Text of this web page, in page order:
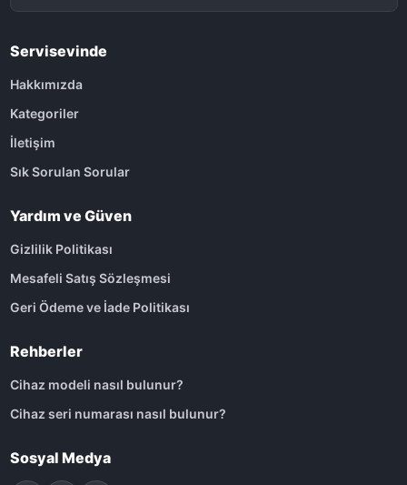
Servisevinde
Hakkımızda
Kategoriler
İletişim
Sık Sorulan Sorular
Yardım ve Güven
Gizlilik Politikası
Mesafeli Satış Sözleşmesi
Geri Ödeme ve İade Politikası
Rehberler
Cihaz modeli nasıl bulunur?
Cihaz seri numarası nasıl bulunur?
Sosyal Medya